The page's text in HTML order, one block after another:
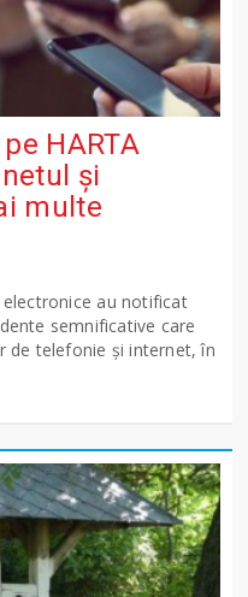
HARTA
și
multe
au notificat
semnificative care
de telefonie și internet, în